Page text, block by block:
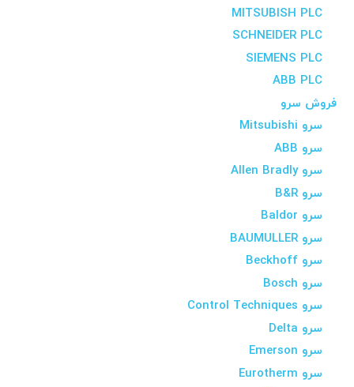
MITSUBISH PLC
SCHNEIDER PLC
SIEMENS PLC
ABB PLC
فروش سرو
سرو Mitsubishi
سرو ABB
سرو Allen Bradly
سرو B&R
سرو Baldor
سرو BAUMULLER
سرو Beckhoff
سرو Bosch
سرو Control Techniques
سرو Delta
سرو Emerson
سرو Eurotherm